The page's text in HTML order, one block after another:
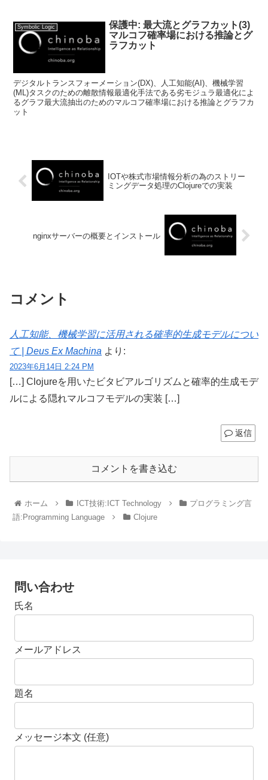
Symbolic Logic
保護中: 最大流とグラフカット(3)
マルコフ確率場における推論とグ
ラフカット
デジタルトランスフォーメーション(DX)、人工知能(AI)、機械学習
(ML)タスクのための離散情報最適化手法である劣モジュラ最適化によ
るグラフ最大流抽出のためのマルコフ確率場における推論とグラフカ
ット
IOTや株式市場情報分析の為のストリー
ミングデータ処理のClojureでの実装
nginxサーバーの概要とインストール
コメント
人工知能、機械学習に活用される確率的生成モデルについ
て | Deus Ex Machina より:
2023年6月14日 2:24 PM
[…] Clojureを用いたビタビアルゴリズムと確率的生成モデ
ルによる隠れマルコフモデルの実装 […]
返信
コメントを書き込む
ホーム ICT技術:ICT Technology
プログラミング言
語:Programming Language
Clojure
問い合わせ
氏名
メールアドレス
題名
メッセージ本文 (任意)